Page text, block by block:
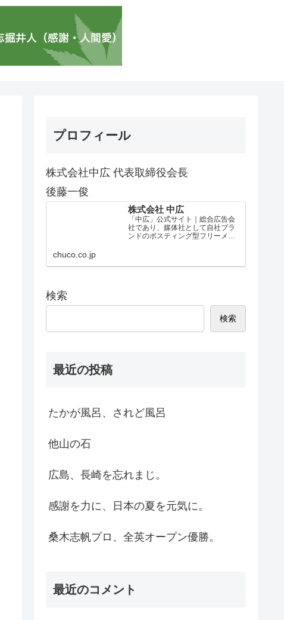
プロフィール
株式会社中広 代表取締役会長
後藤一俊
株式会社 中広
「中広」公式サイト｜総合広告会
社であり、媒体社として自社ブラ
ンドのポスティング型フリーメデ
chuco.co.jp
検索
検索
最近の投稿
たかが風呂、されど風呂
他山の石
広島、長崎を忘れまじ。
感謝を力に、日本の夏を元気に。
桑木志帆プロ、全英オープン優勝。
最近のコメント